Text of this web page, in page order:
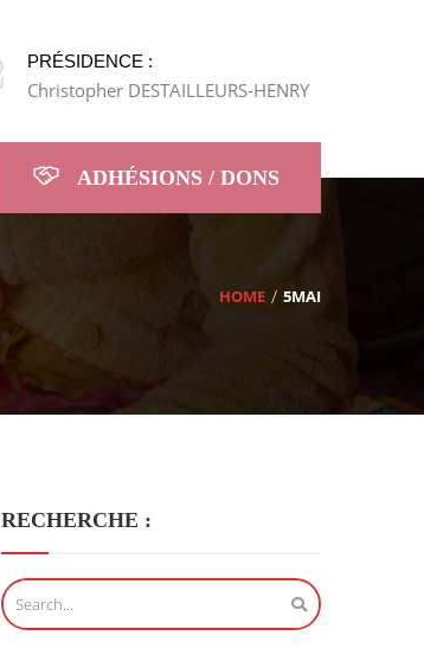
PRÉSIDENCE :
Christopher DESTAILLEURS-HENRY
ADHÉSIONS / DONS
HOME 5MAI
RECHERCHE :